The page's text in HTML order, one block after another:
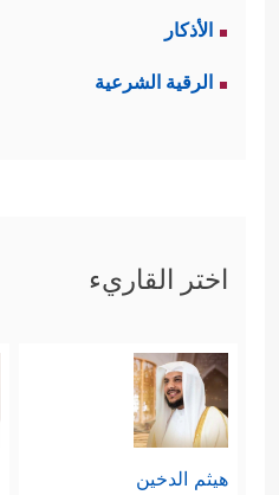
الأذكار
الرقية الشرعية
اختر القاريء
هيثم الدخين